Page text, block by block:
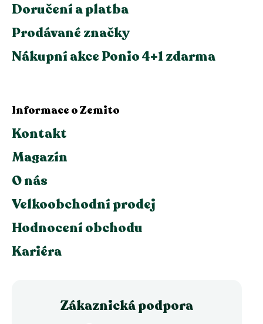
Doručení a platba
Prodávané značky
Nákupní akce Ponio 4+1 zdarma
Informace o Zemito
Kontakt
Magazín
O nás
Velkoobchodní prodej
Hodnocení obchodu
Kariéra
Zákaznická podpora